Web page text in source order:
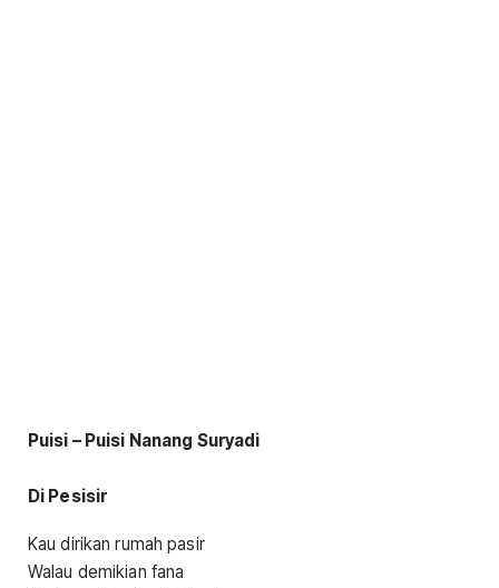
Puisi – Puisi Nanang Suryadi
Di Pesisir
Kau dirikan rumah pasir
Walau demikian fana